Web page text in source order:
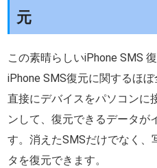
元
この素晴らしいiPhone SMS
iPhone SMS復元に関するほ
直接にデバイスをパソコンに
ンして、復元できるデータが
す。消えたSMSだけでなく、
タを復元できます。